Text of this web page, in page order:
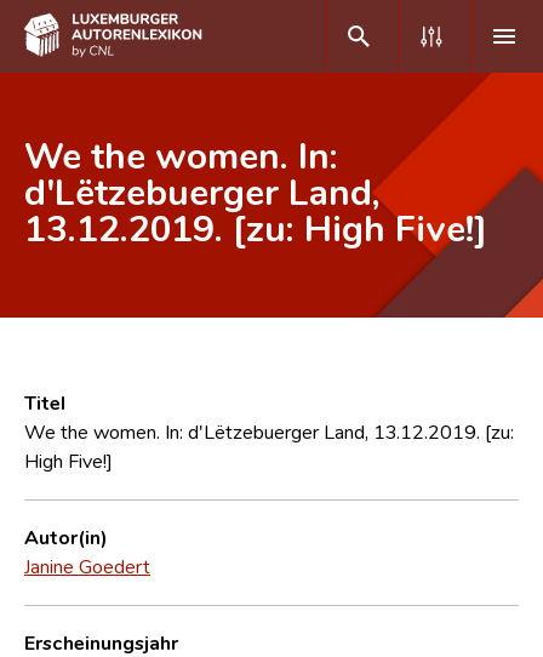
DE FR
Home
Erweiterte Suche
CNL
Forschungsgruppe
We the women. In:
d'Lëtzebuerger Land,
13.12.2019. [zu: High Five!]
Titel
We the women. In: d'Lëtzebuerger Land, 13.12.2019. [zu:
High Five!]
Autor(in)
Janine Goedert
Erscheinungsjahr